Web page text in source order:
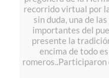
recorrido virtual por
sin duda, una de
importantes del
presente la
encima de todo
romeros..Participaron